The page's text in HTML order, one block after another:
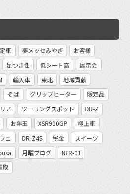
車 夢メッセみやぎ
お客様
足つき性 低シート高
展示会
輸入車 東北
地域貢献
そば グリップヒーター
限定品
ア ツーリングスポット
DR-Z
お年玉 XSR900GP
極上車
ェ DR-Z4S 税金
スイーツ
月曜ブログ
NFR-01
取